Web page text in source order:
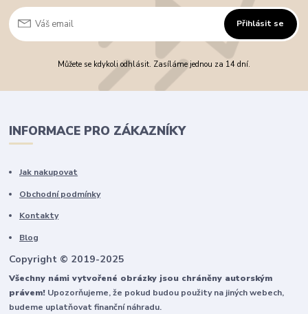
Přihlásit se
Můžete se kdykoli odhlásit. Zasíláme jednou za 14 dní.
INFORMACE PRO ZÁKAZNÍKY
Jak nakupovat
Obchodní podmínky
Kontakty
Blog
Copyright © 2019-2025
Všechny námi vytvořené obrázky jsou chráněny autorským
právem! Upozorňujeme, že pokud budou použity na jiných webech,
budeme uplatňovat finanční náhradu.